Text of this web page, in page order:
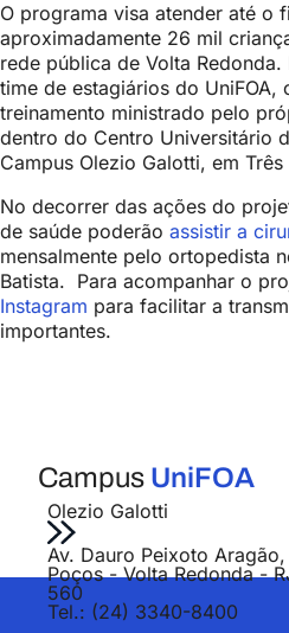
O programa visa atender até o
aproximadamente 26 mil
rede pública de Volta
time de estagiários do UniFOA,
treinamento ministrado pelo
dentro do Centro Universitário
Campus Olezio Galotti, em Três
No decorrer das ações do
de saúde poderão assistir a
mensalmente pelo ortopedista
Batista. Para acompanhar o
Instagram para facilitar a
importantes.
Campus UniFOA
Olezio Galotti
Av. Dauro Peixoto
Poços - Volta Redonda -
560
Tel.: (24) 3340-8400